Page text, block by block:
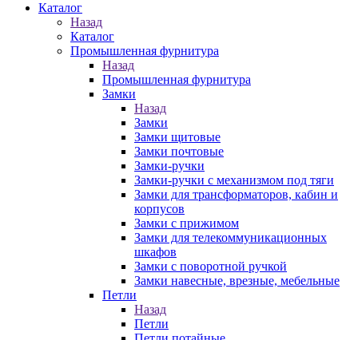
Каталог
Назад
Каталог
Промышленная фурнитура
Назад
Промышленная фурнитура
Замки
Назад
Замки
Замки щитовые
Замки почтовые
Замки-ручки
Замки-ручки с механизмом под тяги
Замки для трансформаторов, кабин и
корпусов
Замки с прижимом
Замки для телекоммуникационных
шкафов
Замки с поворотной ручкой
Замки навесные, врезные, мебельные
Петли
Назад
Петли